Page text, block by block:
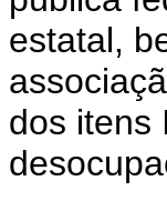
estatal,
dos itens